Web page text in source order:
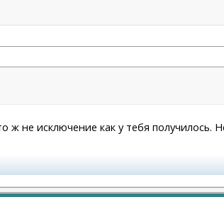
не исключение как у тебя получилось.